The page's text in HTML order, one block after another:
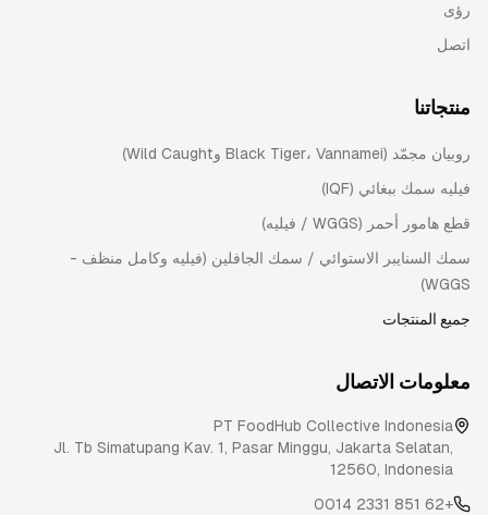
رؤى
اتصل
منتجاتنا
روبيان مجمّد (Black Tiger، Vannamei وWild Caught)
فيليه سمك ببغائي (IQF)
قطع هامور أحمر (WGGS / فيليه)
سمك السنايبر الاستوائي / سمك الجافلين (فيليه وكامل منظف -
WGGS)
جميع المنتجات
معلومات الاتصال
PT FoodHub Collective Indonesia
Jl. Tb Simatupang Kav. 1, Pasar Minggu, Jakarta Selatan,
12560, Indonesia
+62 851 2331 0014